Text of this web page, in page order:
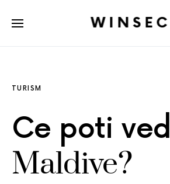
WINSEC
TURISM
Ce poti
Maldive?